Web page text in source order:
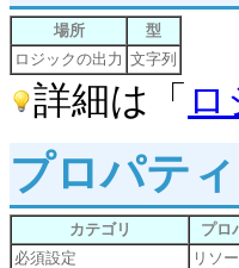
場所
型
ロジックの出力 文字列
詳細は「
プロパティ
カテゴリ
プロ
必須設定
リソ